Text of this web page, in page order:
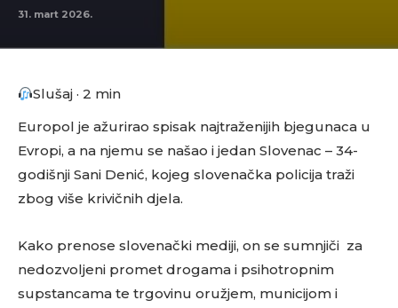
31. mart 2026.
Slušaj · 2 min
Europol je ažurirao spisak najtraženijih bjegunaca u
Evropi, a na njemu se našao i jedan Slovenac – 34-
godišnji Sani Denić, kojeg slovenačka policija traži
zbog više krivičnih djela.
Kako prenose slovenački mediji, on se sumnjiči za
nedozvoljeni promet drogama i psihotropnim
supstancama te trgovinu oružjem, municijom i